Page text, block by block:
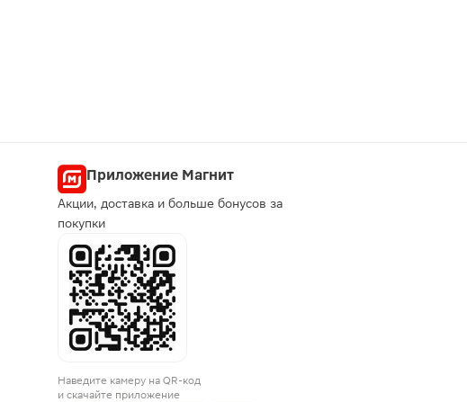
Приложение Магнит
Акции, доставка и больше бонусов за
покупки
Наведите камеру на QR-код
и скачайте приложение